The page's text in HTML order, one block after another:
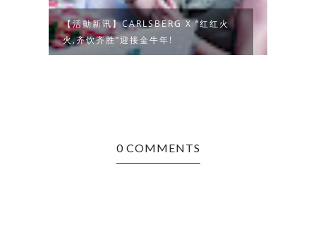
【活動新讯】CARLSBERG X “红红火
火,齐饮齐胜”迎接金牛年!
0 COMMENTS